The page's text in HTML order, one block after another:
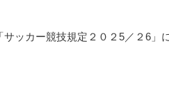
ッカー競技規定２０２5／２6」